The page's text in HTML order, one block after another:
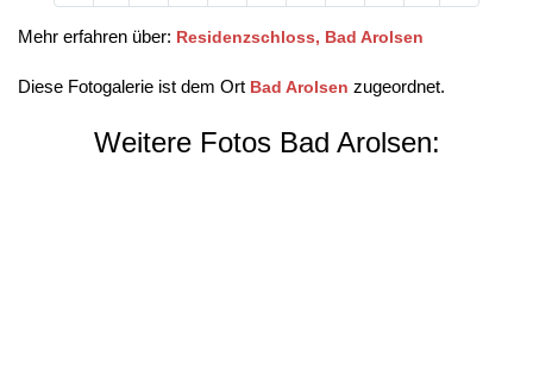
Mehr erfahren über: Residenzschloss, Bad Arolsen
Diese Fotogalerie ist dem Ort Bad Arolsen zugeordnet.
Weitere Fotos Bad Arolsen: